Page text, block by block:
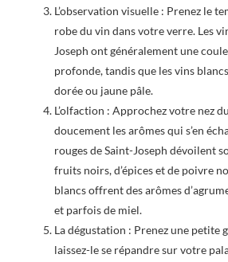
L’observation visuelle : Prenez le
robe du vin dans votre verre. Les
Joseph ont généralement une
profonde, tandis que les vins
dorée ou jaune pâle.
L’olfaction : Approchez votre nez
doucement les arômes qui s’en
rouges de Saint-Joseph dévoilent
fruits noirs, d’épices et de poivre
blancs offrent des arômes
et parfois de miel.
La dégustation : Prenez une petite
laissez-le se répandre sur votre